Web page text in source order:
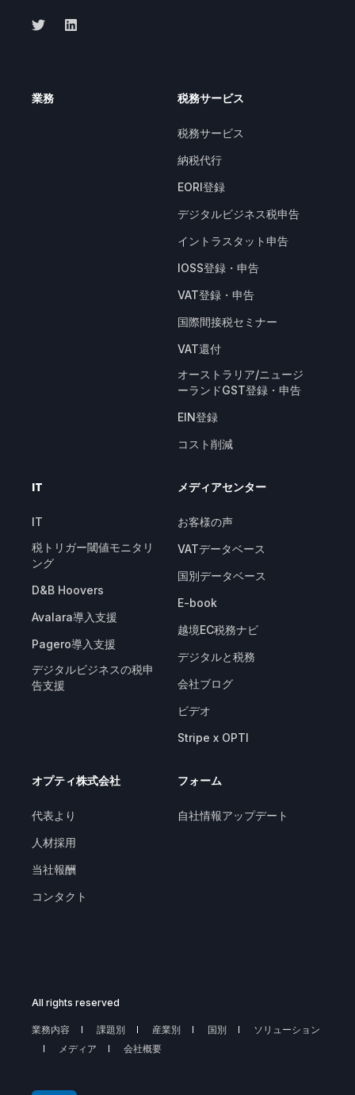
業務 税務サービス
税務サービス
納税代行
EORI登録
デジタルビジネス税申告
イントラスタット申告
IOSS登録・申告
VAT登録・申告
国際間接税セミナー
VAT還付
オーストラリア/ニュージ
ーランドGST登録・申告
EIN登録
コスト削減
IT
IT
税トリガー閾値モニタリ
ング
D&B Hoovers
Avalara導入支援
Pagero導入支援
デジタルビジネスの税申
告支援
メディアセンター
お客様の声
VATデータベース
国別データベース
E-book
越境EC税務ナビ
デジタルと税務
会社ブログ
ビデオ
Stripe x OPTI
オプティ株式会社
代表より
人材採用
当社報酬
コンタクト
フォーム
自社情報アップデート
All rights reserved
業務内容 課題別 産業別 国別
ソリューション
メディア
会社概要